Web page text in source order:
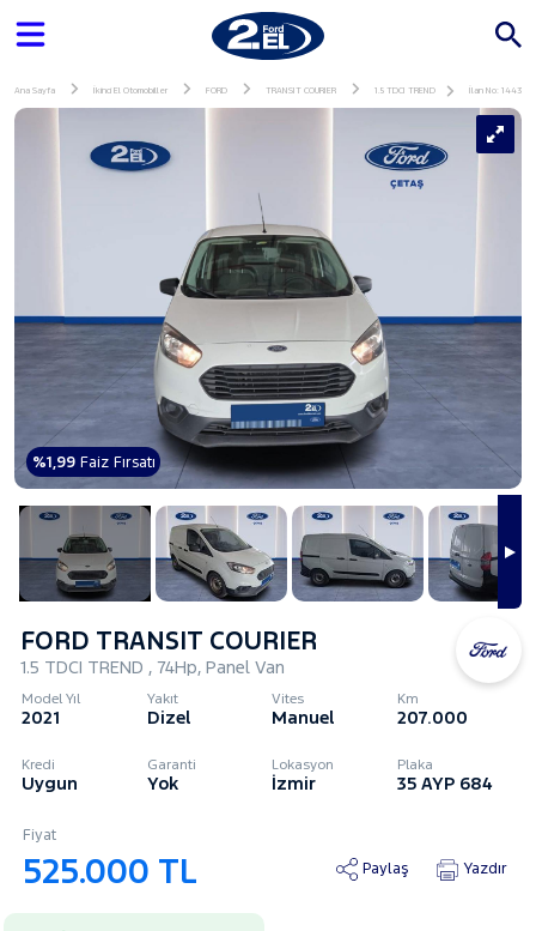
Ana Sayfa İkinci El Otomobiller FORD TRANSIT COURIER 1.5 TDCI TREND İlan No: 144318
%1,99Faiz Fırsatı
FORD TRANSIT COURIER
1.5 TDCI TREND , 74Hp, Panel Van
Model Yıl
2021
Yakıt
Dizel
Vites
Manuel
Km
207.000
Kredi
Uygun
Garanti
Yok
Lokasyon
İzmir
Plaka
35 AYP 684
Fiyat
525.000 TL Paylaş Yazdır